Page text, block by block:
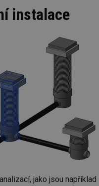
instalace
jako jsou například